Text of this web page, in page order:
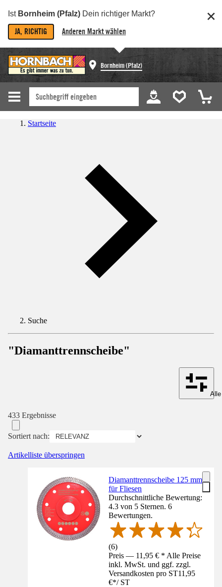
Ist Bornheim (Pfalz) Dein richtiger Markt?
JA, RICHTIG Anderen Markt wählen
Bornheim (Pfalz)
Startseite
Suche
"Diamanttrennscheibe"
433 Ergebnisse
Sortiert nach:
Artikelliste überspringen
Diamanttrennscheibe 125 mm
für Fliesen
Durchschnittliche Bewertung:
4.3 von 5 Sternen. 6
Bewertungen.
(6)
Preis — 11,95 € * Alle Preise
inkl. MwSt. und ggf. zzgl.
Versandkosten pro ST11,95
€*/ ST